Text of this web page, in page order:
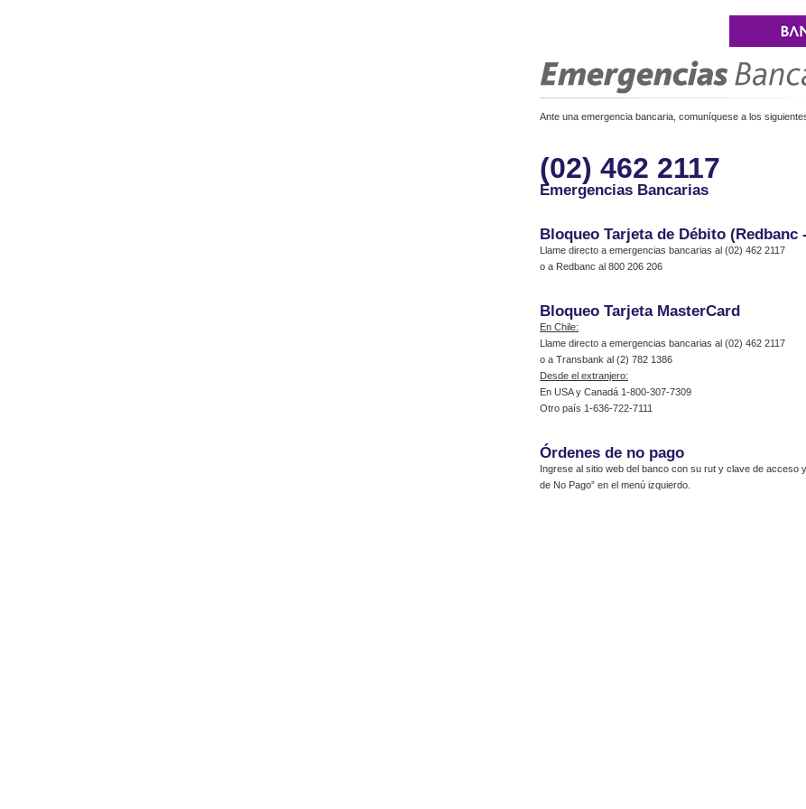
Ante una emergencia bancaria, comuníquese a los
(02) 462 2117
Emergencias Bancarias
Bloqueo Tarjeta de Débito (Redbanc
Llame directo a emergencias bancarias al (02) 462 2117
o a Redbanc al 800 206 206
Bloqueo Tarjeta MasterCard
En Chile:
Llame directo a emergencias bancarias al (02) 462 2117
o a Transbank al (2) 782 1386
Desde el extranjero:
En USA y Canadá 1-800-307-7309
Otro país 1-636-722-7111
Órdenes de no pago
Ingrese al sitio web del banco con su rut y clave de acceso
de No Pago” en el menú izquierdo.